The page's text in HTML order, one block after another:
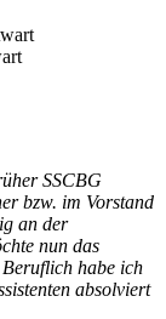
SSCBG
bzw. im Vorstand
an der
nun das
habe ich
absolviert